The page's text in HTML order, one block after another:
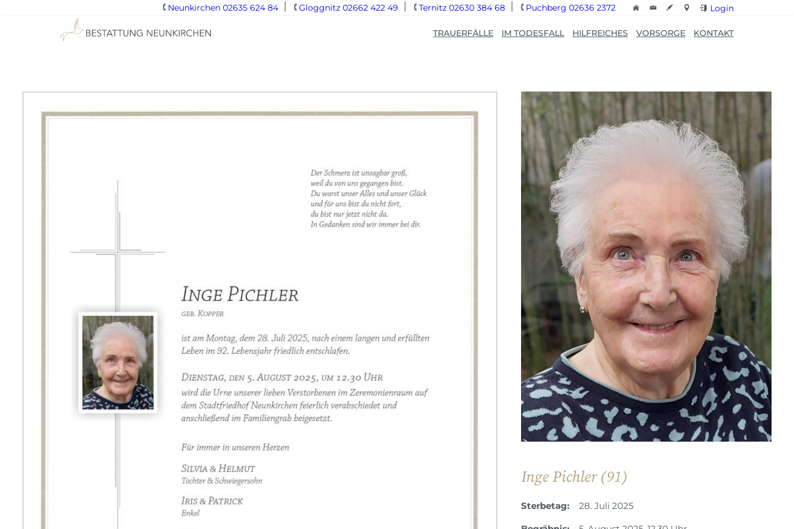
Neunkirchen 02635 624 84 Gloggnitz 02662 422 49 Ternitz 02630 384 68 Puchberg 02636 2372 Login
TRAUERFÄLLE IM TODESFALL HILFREICHES VORSORGE KONTAKT
Inge Pichler (91)
Sterbetag: 28. Juli 2025